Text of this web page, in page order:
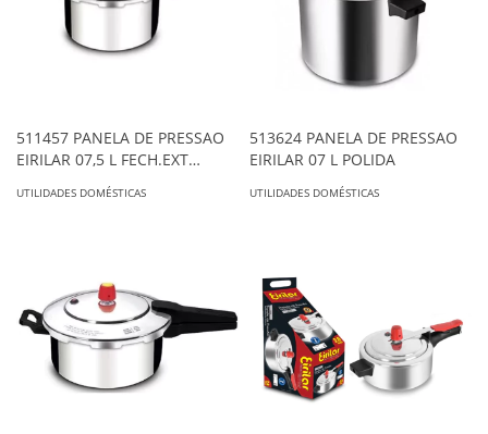
511457 PANELA DE PRESSAO
EIRILAR 07,5 L FECH.EXT
UTILIDADES DOMÉSTICAS
513624 PANELA DE PRESSAO
EIRILAR 07 L POLIDA
UTILIDADES DOMÉSTICAS